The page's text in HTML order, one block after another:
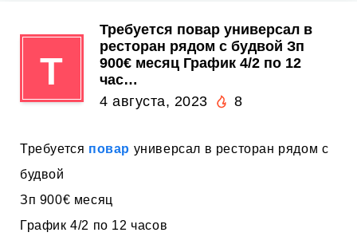
Т
Требуется повар универсал в
ресторан рядом с будвой Зп
900€ месяц График 4/2 по 12
час…
4 августа, 2023
8
Требуется повар универсал в ресторан рядом с
будвой
Зп 900€ месяц
График 4/2 по 12 часов